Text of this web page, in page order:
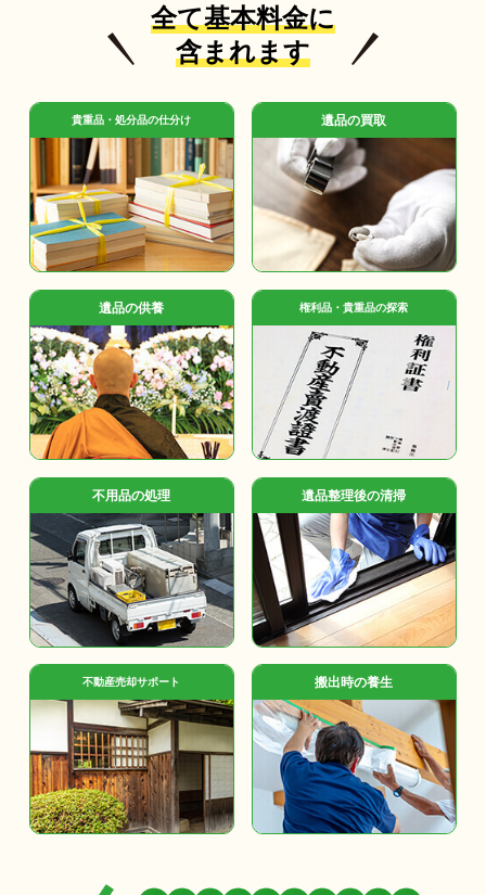
全て基本料金に
含まれます
貴重品・処分品の仕分け 遺品の買取
遺品の供養 権利品・貴重品の探索
不用品の処理 遺品整理後の清掃
不動産売却サポート 搬出時の養生